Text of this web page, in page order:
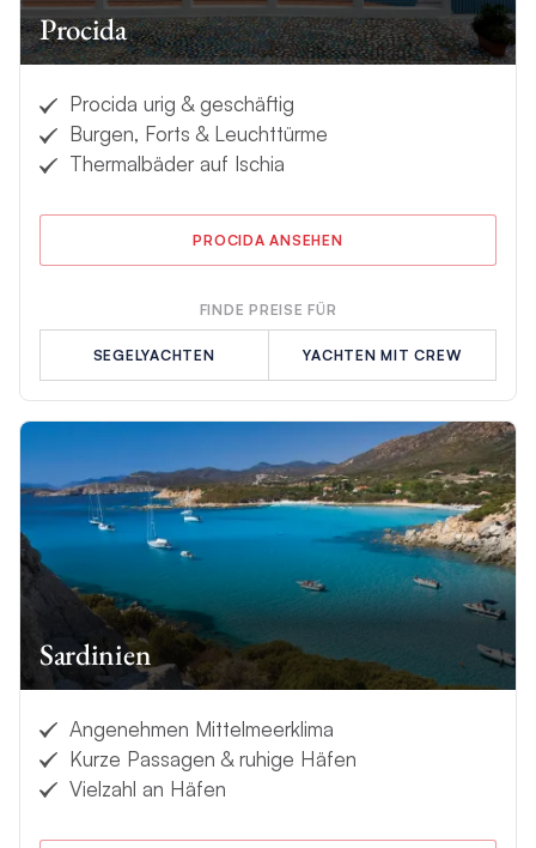
Procida
Procida urig & geschäftig
Burgen, Forts & Leuchttürme
Thermalbäder auf Ischia
PROCIDA ANSEHEN
FINDE PREISE FÜR
SEGELYACHTEN YACHTEN MIT CREW
Sardinien
Angenehmen Mittelmeerklima
Kurze Passagen & ruhige Häfen
Vielzahl an Häfen